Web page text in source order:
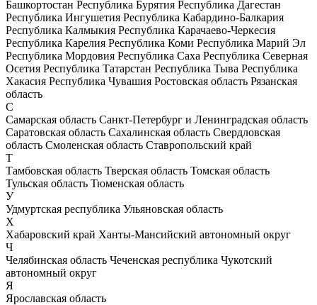
Башкортостан Республика Бурятия Республика Дагестан
Республика Ингушетия Республика Кабардино-Балкария
Республика Калмыкия Республика Карачаево-Черкесия
Республика Карелия Республика Коми Республика Марий Эл
Республика Мордовия Республика Саха Республика Северная
Осетия Республика Татарстан Республика Тыва Республика
Хакасия Республика Чувашия Ростовская область Рязанская
область
С
Самарская область Санкт-Петербург и Ленинградская область
Саратовская область Сахалинская область Свердловская
область Смоленская область Ставропольский край
Т
Тамбовская область Тверская область Томская область
Тульская область Тюменская область
У
Удмуртская республика Ульяновская область
Х
Хабаровский край Ханты-Мансийский автономный округ
Ч
Челябинская область Чеченская республика Чукотский
автономный округ
Я
Ярославская область